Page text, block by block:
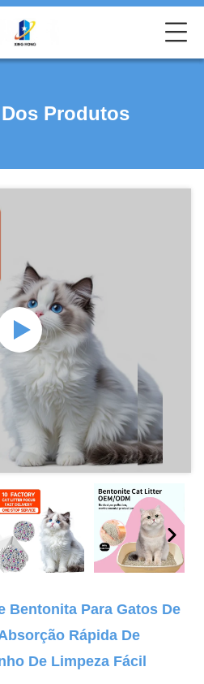
Produtos
Bentonita Para Gatos De
Rápida De
De Limpeza Fácil